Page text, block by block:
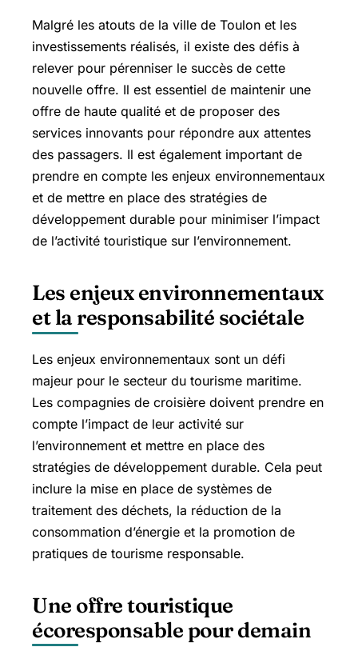
Malgré les atouts de la ville de Toulon et les
investissements réalisés, il existe des défis à
relever pour pérenniser le succès de cette
nouvelle offre. Il est essentiel de maintenir une
offre de haute qualité et de proposer des
services innovants pour répondre aux attentes
des passagers. Il est également important de
prendre en compte les enjeux environnementaux
et de mettre en place des stratégies de
développement durable pour minimiser l’impact
de l’activité touristique sur l’environnement.
Les enjeux environnementaux
et la responsabilité sociétale
Les enjeux environnementaux sont un défi
majeur pour le secteur du tourisme maritime.
Les compagnies de croisière doivent prendre en
compte l’impact de leur activité sur
l’environnement et mettre en place des
stratégies de développement durable. Cela peut
inclure la mise en place de systèmes de
traitement des déchets, la réduction de la
consommation d’énergie et la promotion de
pratiques de tourisme responsable.
Une offre touristique
écoresponsable pour demain